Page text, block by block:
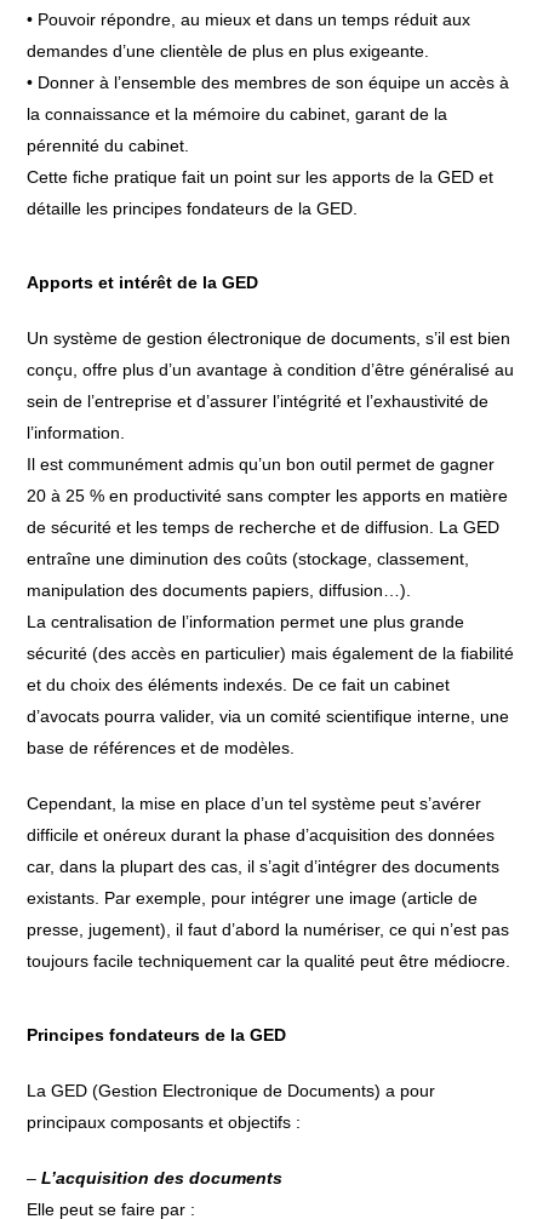
• Pouvoir répondre, au mieux et dans un temps réduit aux
demandes d’une clientèle de plus en plus exigeante.
• Donner à l’ensemble des membres de son équipe un accès à
la connaissance et la mémoire du cabinet, garant de la
pérennité du cabinet.
Cette fiche pratique fait un point sur les apports de la GED et
détaille les principes fondateurs de la GED.
Apports et intérêt de la GED
Un système de gestion électronique de documents, s’il est bien
conçu, offre plus d’un avantage à condition d’être généralisé au
sein de l’entreprise et d’assurer l’intégrité et l’exhaustivité de
l’information.
Il est communément admis qu’un bon outil permet de gagner
20 à 25 % en productivité sans compter les apports en matière
de sécurité et les temps de recherche et de diffusion. La GED
entraîne une diminution des coûts (stockage, classement,
manipulation des documents papiers, diffusion…).
La centralisation de l’information permet une plus grande
sécurité (des accès en particulier) mais également de la fiabilité
et du choix des éléments indexés. De ce fait un cabinet
d’avocats pourra valider, via un comité scientifique interne, une
base de références et de modèles.
Cependant, la mise en place d’un tel système peut s’avérer
difficile et onéreux durant la phase d’acquisition des données
car, dans la plupart des cas, il s’agit d’intégrer des documents
existants. Par exemple, pour intégrer une image (article de
presse, jugement), il faut d’abord la numériser, ce qui n’est pas
toujours facile techniquement car la qualité peut être médiocre.
Principes fondateurs de la GED
La GED (Gestion Electronique de Documents) a pour
principaux composants et objectifs :
–L’acquisition des documents
Elle peut se faire par :